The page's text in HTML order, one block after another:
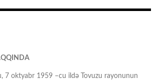
7 oktyabr 1959 –cu ildə Tovuzu rayonunun